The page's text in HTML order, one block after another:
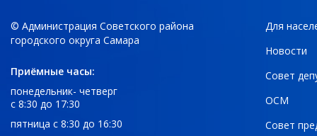
© Администрация Советского района
городского округа Самара
Приёмные часы:
понедельник- четверг
с 8:30 до 17:30
пятница с 8:30 до 16:30
Для
Новости
Совет
ОСМ
Совет